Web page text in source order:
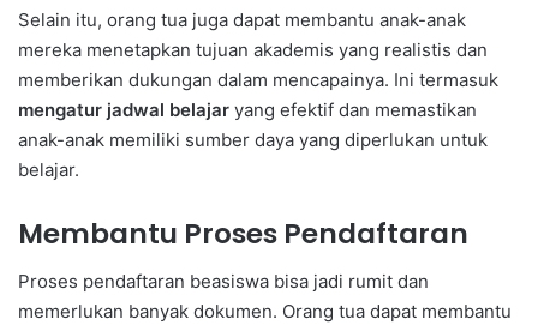
Selain itu, orang tua juga dapat membantu anak-anak
mereka menetapkan tujuan akademis yang realistis dan
memberikan dukungan dalam mencapainya. Ini termasuk
mengatur jadwal belajar yang efektif dan memastikan
anak-anak memiliki sumber daya yang diperlukan untuk
belajar.
Membantu Proses Pendaftaran
Proses pendaftaran beasiswa bisa jadi rumit dan
memerlukan banyak dokumen. Orang tua dapat membantu